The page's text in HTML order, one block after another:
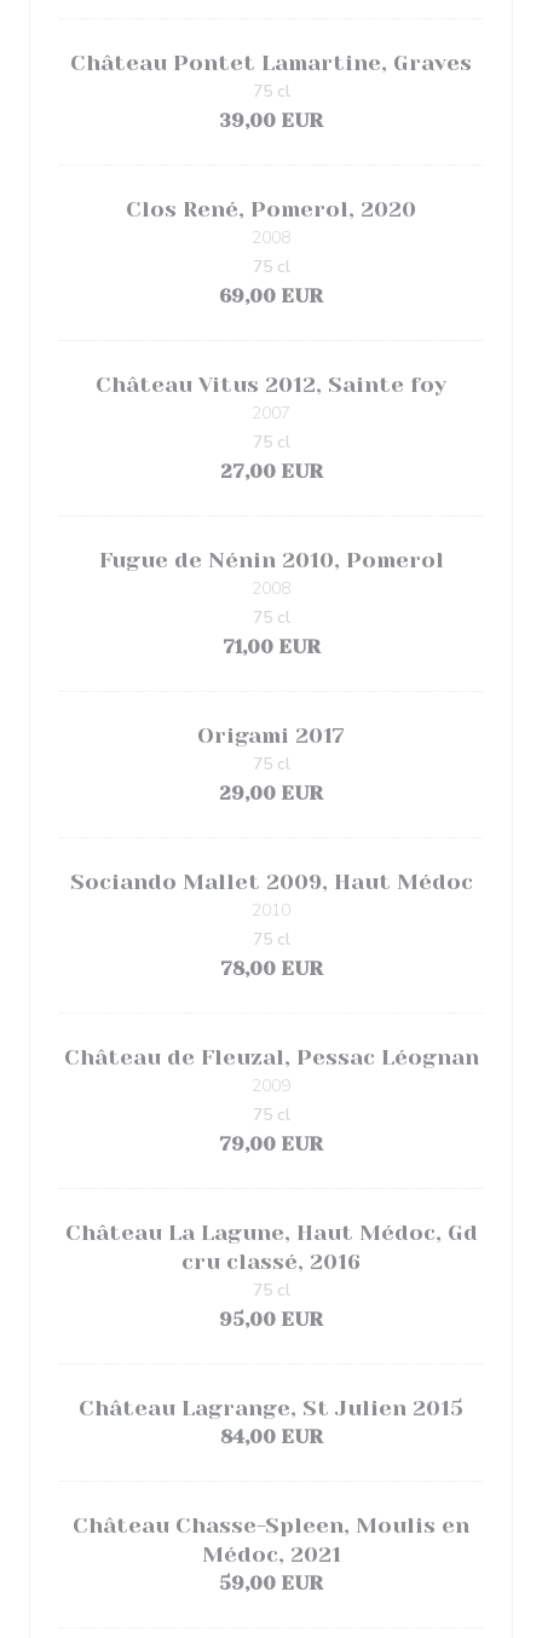
Château Pontet Lamartine, Graves
39,00 EUR
75 cl
Clos René, Pomerol, 2020
2008
69,00 EUR
75 cl
Château Vitus 2012, Sainte foy
2007
27,00 EUR
75 cl
Fugue de Nénin 2010, Pomerol
2008
71,00 EUR
75 cl
Origami 2017
29,00 EUR
75 cl
Sociando Mallet 2009, Haut Médoc
2010
78,00 EUR
75 cl
Château de Fleuzal, Pessac Léognan
2009
79,00 EUR
75 cl
Château La Lagune, Haut Médoc, Gd
cru classé, 2016
95,00 EUR
75 cl
Château Lagrange, St Julien 2015
84,00 EUR
Château Chasse-Spleen, Moulis en
Médoc, 2021
59,00 EUR